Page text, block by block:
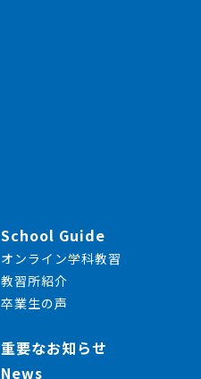
School Guide
オンライン学科教習
教習所紹介
卒業生の声
重要なお知らせ
News